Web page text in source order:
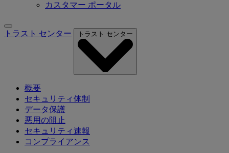
カスタマー ポータル
トラスト センター トラスト センター
概要
セキュリティ体制
データ保護
悪用の阻止
セキュリティ速報
コンプライアンス